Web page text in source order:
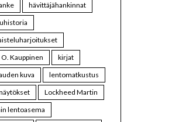
hävittäjähankinnat
O. Kauppinen
kirjat
kuva
lentomatkustus
Lockheed Martin
lentoasema